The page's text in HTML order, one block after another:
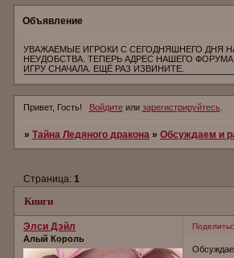
Объявление
УВАЖАЕМЫЕ ИГРОКИ С СЕГОДНЯШНЕГО ДНЯ
НЕУДОБСТВА. ТЕПЕРЬ АДРЕС НАШЕГО ФОРУМА
ИГРУ СНАЧАЛА. ЕЩЁ РАЗ ИЗВИНИТЕ.
Привет, Гость! Войдитеили зарегистрируйтесь.
»Тайна Ледяного дракона »Обсуждаем и
Книги
Страница:1
Элси Дэйл
Алый Король